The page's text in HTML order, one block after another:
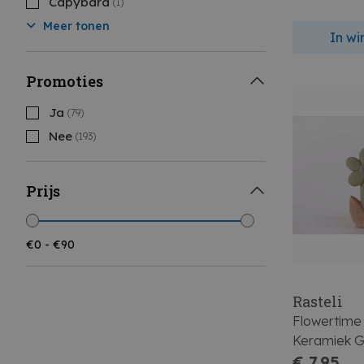
Meer tonen
Promoties
Ja (79)
Nee (193)
Prijs
In
Rasteli
Keramiek